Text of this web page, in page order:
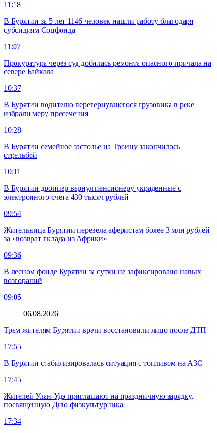
11:18
В Бурятии за 5 лет 1146 человек нашли работу благодаря
субсидиям Соцфонда
11:07
Прокуратура через суд добилась ремонта опасного причала на
севере Байкала
10:37
В Бурятии водителю перевернувшегося грузовика в реке
избрали меру пресечения
10:28
В Бурятии семейное застолье на Троицу закончилось
стрельбой
10:11
В Бурятии дроппер вернул пенсионеру украденные с
электронного счета 430 тысяч рублей
09:54
Жительница Бурятии перевела аферистам более 3 млн рублей
за «возврат вклада из Африки»
09:36
В лесном фонде Бурятии за сутки не зафиксировано новых
возгораний
09:05
06.08.2026
Трем жителям Бурятии врачи восстановили лицо после ДТП
17:55
В Бурятии стабилизировалась ситуация с топливом на АЗС
17:45
Жителей Улан-Удэ приглашают на праздничную зарядку,
посвящённую Дню физкультурника
17:34